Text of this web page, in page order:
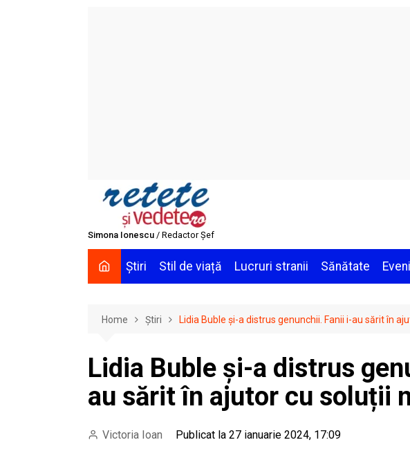
Simona Ionescu / Redactor Șef
Știri Stil de viață Lucruri stranii Sănătate
Home Știri Lidia Buble și-a distrus genunchii. Fanii i-au sărit în
Lidia Buble și-a distrus
au sărit în ajutor cu soluții
Victoria Ioan Publicat la 27 ianuarie 2024, 17:09